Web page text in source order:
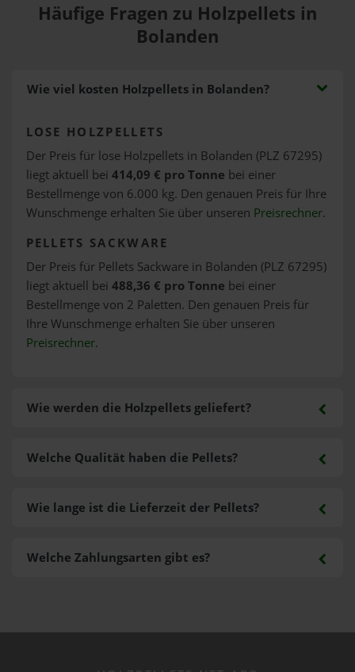
Häufige Fragen zu Holzpellets in
Bolanden
Wie viel kosten Holzpellets in Bolanden?
LOSE HOLZPELLETS
Der Preis für lose Holzpellets in Bolanden (PLZ 67295)
liegt aktuell bei 414,09 € pro Tonne bei einer
Bestellmenge von 6.000 kg. Den genauen Preis für Ihre
Wunschmenge erhalten Sie über unseren Preisrechner.
PELLETS SACKWARE
Der Preis für Pellets Sackware in Bolanden (PLZ 67295)
liegt aktuell bei 488,36 € pro Tonne bei einer
Bestellmenge von 2 Paletten. Den genauen Preis für
Ihre Wunschmenge erhalten Sie über unseren
Preisrechner.
Wie werden die Holzpellets geliefert?
Welche Zahlungsarten gibt es?
Welche Qualität haben die Pellets?
Wie lange ist die Lieferzeit der Pellets?